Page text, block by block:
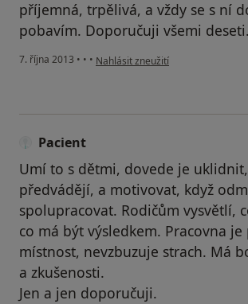
příjemná, trpělivá, a vždy se s ní
pobavím. Doporučuji všemi deseti.
7. října 2013 • • • podle názoru uživatele Váš účet
Nahlásit zneužití
Pacient
Umí to s dětmi, dovede je
předvádějí, a motivovat, když
spolupracovat. Rodičům vysvětlí,
co má být výsledkem. Pracovna
místnost, nevzbuzuje strach. Má
a zkušenosti.
Jen a jen doporučuji.